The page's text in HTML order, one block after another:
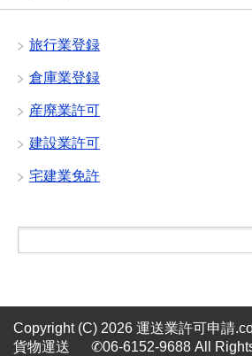
旅行業登録
倉庫業登録
産廃業許可
建設業許可
宅建業免許
Copyright (C) 2026 運送業許可申請
貨物運送 ✆06-6152-9688 All